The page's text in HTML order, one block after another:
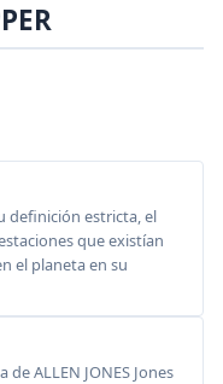
definición estricta, el
que existían
el planeta en su
de ALLEN JONES Jones